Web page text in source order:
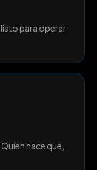
para operar
hace qué,